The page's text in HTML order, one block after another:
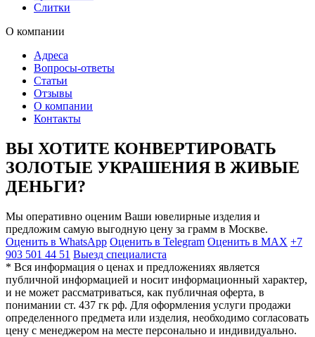
Слитки
О компании
Адреса
Вопросы-ответы
Статьи
Отзывы
О компании
Контакты
ВЫ ХОТИТЕ КОНВЕРТИРОВАТЬ
ЗОЛОТЫЕ УКРАШЕНИЯ В ЖИВЫЕ
ДЕНЬГИ?
Мы оперативно оценим Ваши ювелирные изделия и
предложим самую выгодную цену за грамм в Москве.
Оценить в WhatsApp Оценить в Telegram Оценить в MAX +7
903 501 44 51 Выезд специалиста
* Вся информация о ценах и предложениях является
публичной информацией и носит информационный характер,
и не может рассматриваться, как публичная оферта, в
понимании ст. 437 гк рф. Для оформления услуги продажи
определенного предмета или изделия, необходимо согласовать
цену с менеджером на месте персонально и индивидуально.